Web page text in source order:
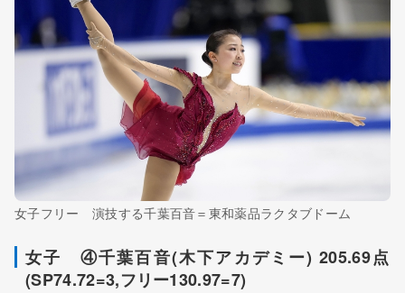
女子フリー 演技する千葉百音＝東和薬品ラクタブドーム
女子 ④千葉百音(木下アカデミー) 205.69点
(SP74.72=3,フリー130.97=7)